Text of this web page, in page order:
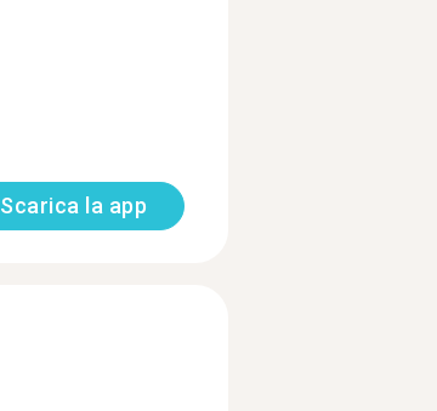
Scarica la app